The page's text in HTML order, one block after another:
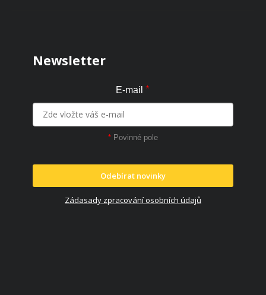
Newsletter
E-mail *
* Povinné pole
Odebírat novinky
Zádasady zpracování osobních údajů